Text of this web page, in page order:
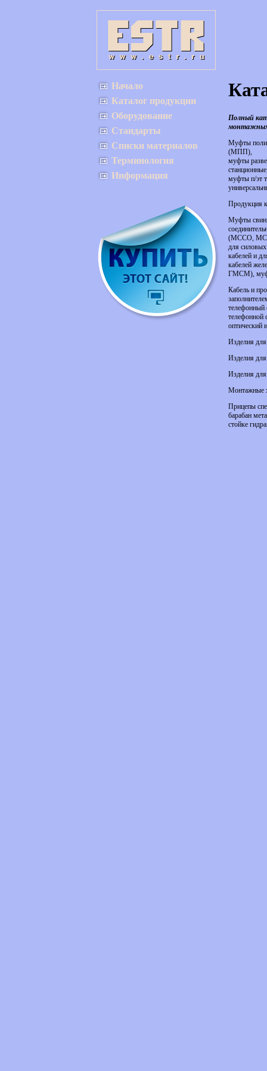
Начало
Каталог продукции
Оборудование
Стандарты
Списки материалов
Терминология
Информация
Полный
монтажных
Муфты
(МПП),
муфты
муфты п/эт
Продукция
Муфты
(МССО,
для силовых
кабелей и
кабелей
ГМСМ),
Кабель и
телефонный
оптический
Изделия для
Изделия для
Изделия
Монтажные
Прицепы
барабан
стойке